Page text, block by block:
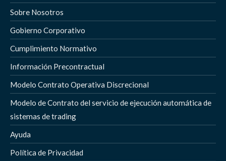
Sobre Nosotros
Gobierno Corporativo
Cumplimiento Normativo
Información Precontractual
Modelo Contrato Operativa Discrecional
Modelo de Contrato del servicio de ejecución automática de
sistemas de trading
Ayuda
Política de Privacidad